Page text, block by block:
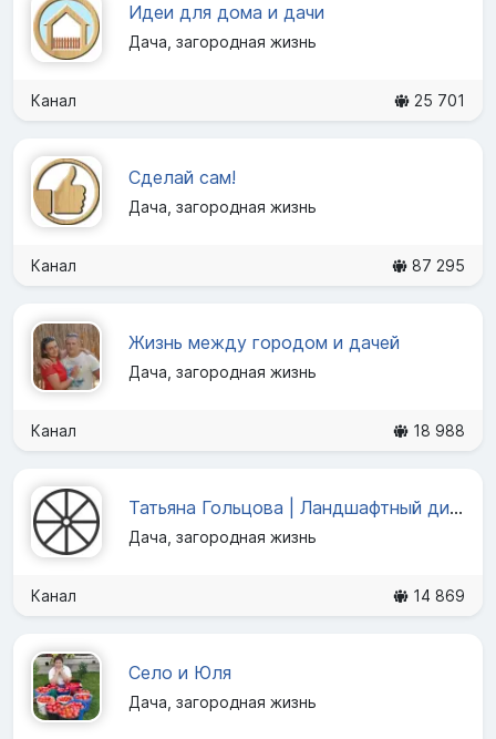
Идеи для дома и дачи
Дача, загородная жизнь
Канал 25 701
Сделай сам!
Дача, загородная жизнь
Канал 87 295
Жизнь между городом и дачей
Дача, загородная жизнь
Канал 18 988
Татьяна Гольцова | Ландшафтный дизайн
Дача, загородная жизнь
Канал 14 869
Село и Юля
Дача, загородная жизнь